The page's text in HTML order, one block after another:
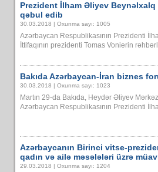
Prezident İlham Əliyev Beynəlxalq
qəbul edib
30.03.2018 | Oxunma sayı: 1005
Azərbaycan Respublikasının Prezidenti
İttifaqının prezidenti Tomas Vonierin
Bakıda Azərbaycan-İran biznes
30.03.2018 | Oxunma sayı: 1023
Martın 29-da Bakıda, Heydər Əliyev
Azərbaycan Respublikasının Prezidenti
Azərbaycanın Birinci vitse-
qadın və ailə məsələləri üzrə
29.03.2018 | Oxunma sayı: 1204